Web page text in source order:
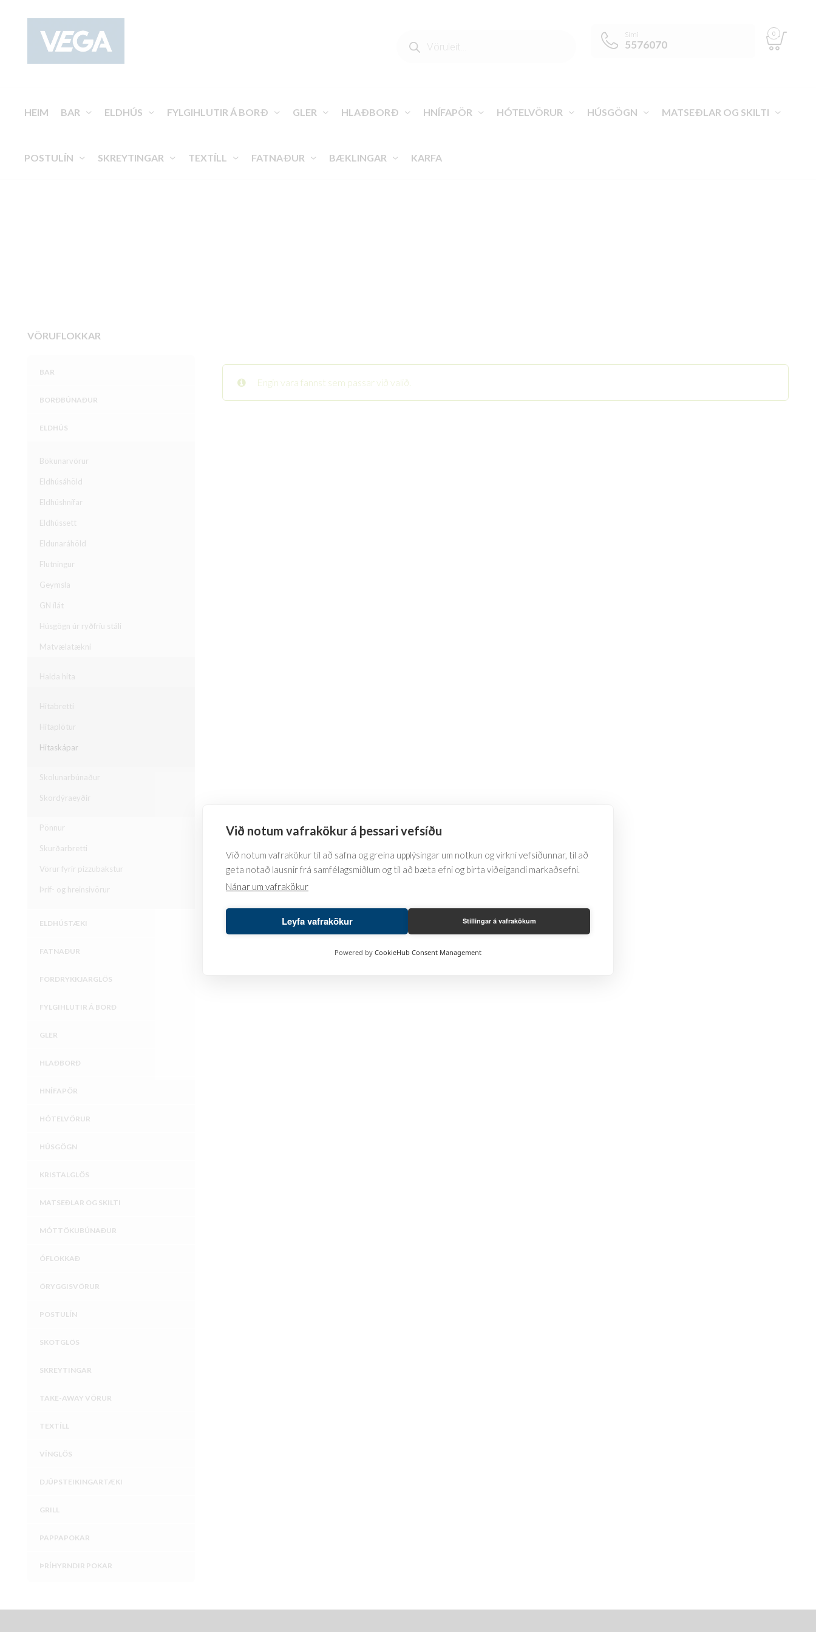
Við notum vafrakökur á þessari vefsíðu
Við notum vafrakökur til að safna og greina upplýsingar um notkun og virkni vefsíðunnar, til að
geta notað lausnir frá samfélagsmiðlum og til að bæta efni og birta viðeigandi markaðsefni.
Nánar um vafrakökur
Leyfa vafrakökur Stillingar á vafrakökum
Powered by CookieHub Consent Management
SEARCH
Sími
5576070
0
HEIM BAR ELDHÚS FYLGIHLUTIR Á BORÐ GLER HLAÐBORÐ HNÍFAPÖR HÓTELVÖRUR HÚSGÖGN MATSEÐLAR OG SKILTI
POSTULÍN SKREYTINGAR TEXTÍLL FATNAÐUR BÆKLINGAR KARFA
VÖRUFLOKKAR
BAR
BORÐBÚNAÐUR
ELDHÚS
Bökunarvörur
Eldhúsáhöld
Eldhúshnífar
Eldhússett
Eldunaráhöld
Flutningur
Geymsla
GN ílát
Húsgögn úr ryðfríu stáli
Matvælatækni
Halda hita
Hitabretti
Hitaplötur
Hitaskápar
Skolunarbúnaður
Skordýraeyðir
Pönnur
Skurðarbretti
Vörur fyrir pizzubakstur
Þrif- og hreinsivörur
ELDHÚSTÆKI
FATNAÐUR
FORDRYKKJARGLÖS
FYLGIHLUTIR Á BORÐ
GLER
HLAÐBORÐ
HNÍFAPÖR
HÓTELVÖRUR
HÚSGÖGN
KRISTALGLÖS
MATSEÐLAR OG SKILTI
MÓTTÖKUBÚNAÐUR
ÓFLOKKAÐ
ÖRYGGISVÖRUR
POSTULÍN
SKOTGLÖS
SKREYTINGAR
TAKE-AWAY VÖRUR
TEXTÍLL
VÍNGLÖS
DJÚPSTEIKINGARTÆKI
GRILL
PAPPAPOKAR
ÞRÍHYRNDIR POKAR
Engin vara fannst sem passar við valið.